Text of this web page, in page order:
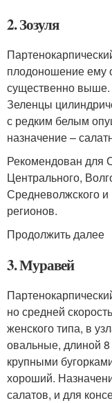
2. Зозуля
плодоношение ему
существенно выше.
Зеленцы
с редким белым
назначение –
Рекомендован для
Центрального,
Средневолжского
регионов.
Продолжить далее
3. Муравей
но средней
женского типа, в
овальные, длиной
крупными
хороший.
салатов, и для